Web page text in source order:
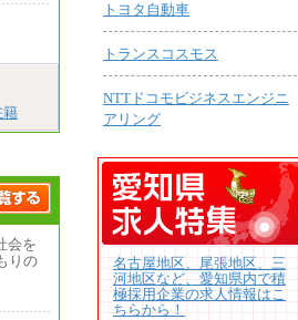
く
ん
社
よ
籍
会を
りの
トヨタ自動車
トランスコスモス
NTTドコモビジネスエンジニ
アリング
名古屋地区、尾張地区、三
河地区など、愛知県内で積
極採用企業の求人情報はこ
ちらから！